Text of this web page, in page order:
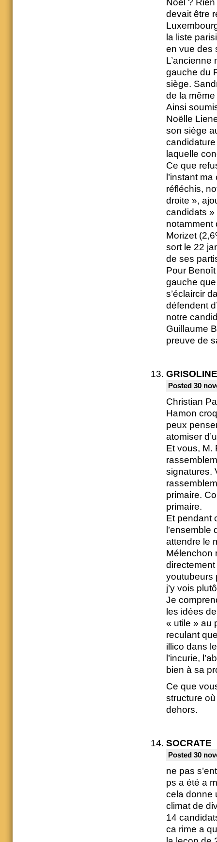
Noël ?
devait être
la liste
en vue des
L’ancienne
gauche du
siège.
de la
Ainsi
Noëlle
son siège
laquelle
Ce que
l’instant
réfléchis,
droite »,
candidats »
notamment
Morizet
sort le 22
de ses
Pour
gauche
s’éclaircir
défendent
notre
Guillaume
preuve de
GRISOLINE
Posted 30
Christian
Hamon
peux
atomiser
Et vous, M.
signatures.
primaire.
primaire.
Et pendant
attendre le
Mélenchon
youtubeurs
j’y vois
Je
les idées
« utile » au
reculant
illico dans
l’incurie,
bien à sa
Ce que
structure
dehors.
SOCRATE
Posted 30
ne pas
ps a été a
cela donne
climat de
14
ca rime a